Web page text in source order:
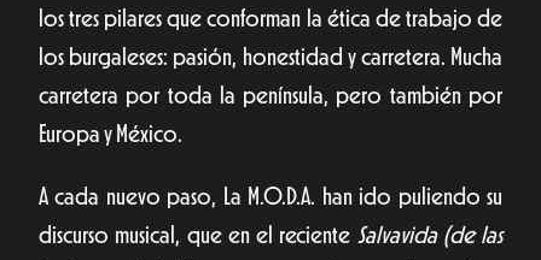
los tres pilares que conforman la ética de trabajo de
los burgaleses: pasión, honestidad y carretera. Mucha
carretera por toda la península, pero también por
Europa y México.
A cada nuevo paso, La M.O.D.A. han ido puliendo su
discurso musical, que en el reciente Salvavida (de las